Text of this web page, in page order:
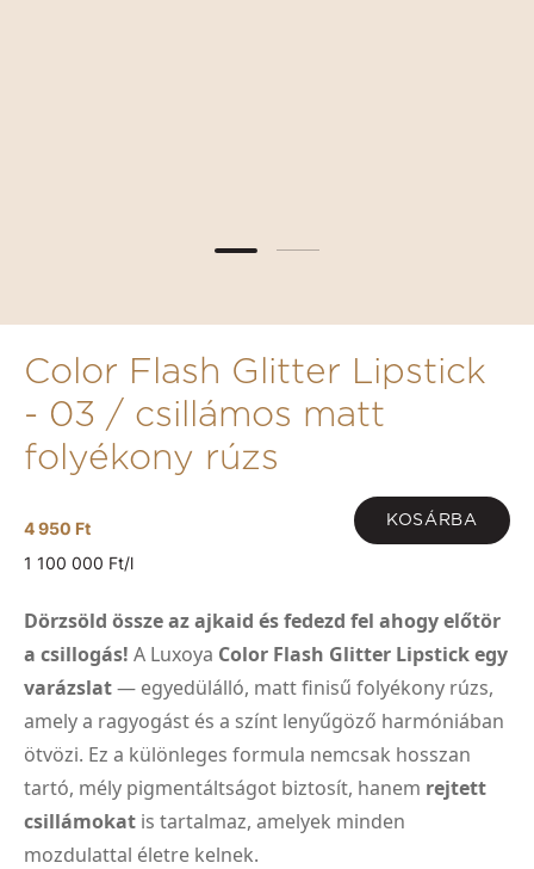
Color Flash Glitter Lipstick
- 03 / csillámos matt
folyékony rúzs
4 950 Ft KOSÁRBA
1 100 000 Ft/l
Dörzsöld össze az ajkaid és fedezd fel ahogy előtör
a csillogás! A Luxoya Color Flash Glitter Lipstick egy
varázslat— egyedülálló, matt finisű folyékony rúzs,
amely a ragyogást és a színt lenyűgöző harmóniában
ötvözi. Ez a különleges formula nemcsak hosszan
tartó, mély pigmentáltságot biztosít, hanem rejtett
csillámokat is tartalmaz, amelyek minden
mozdulattal életre kelnek.